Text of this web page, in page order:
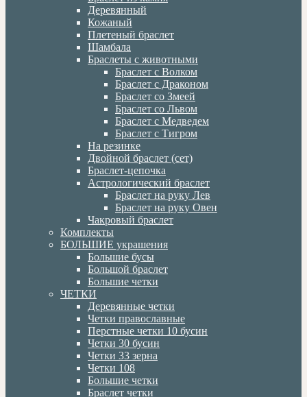
Деревянный
Кожаный
Плетеный браслет
Шамбала
Браслеты с животными
Браслет с Волком
Браслет с Драконом
Браслет со Змеей
Браслет со Львом
Браслет с Медведем
Браслет с Тигром
На резинке
Двойной браслет (сет)
Браслет-цепочка
Астрологический браслет
Браслет на руку Лев
Браслет на руку Овен
Чакровый браслет
Комплекты
БОЛЬШИЕ украшения
Большие бусы
Большой браслет
Большие четки
ЧЕТКИ
Деревянные четки
Четки православные
Перстные четки 10 бусин
Четки 30 бусин
Четки 33 зерна
Четки 108
Большие четки
Браслет четки